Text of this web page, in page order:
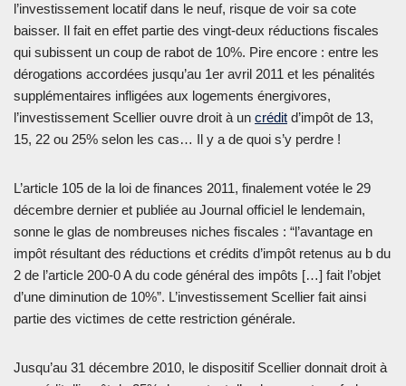
l’investissement locatif dans le neuf, risque de voir sa cote
baisser. Il fait en effet partie des vingt-deux réductions fiscales
qui subissent un coup de rabot de 10%. Pire encore : entre les
dérogations accordées jusqu’au 1er avril 2011 et les pénalités
supplémentaires infligées aux logements énergivores,
l’investissement Scellier ouvre droit à un crédit d’impôt de 13,
15, 22 ou 25% selon les cas… Il y a de quoi s’y perdre !
L’article 105 de la loi de finances 2011, finalement votée le 29
décembre dernier et publiée au Journal officiel le lendemain,
sonne le glas de nombreuses niches fiscales : “l’avantage en
impôt résultant des réductions et crédits d’impôt retenus au b du
2 de l’article 200-0 A du code général des impôts […] fait l’objet
d’une diminution de 10%”. L’investissement Scellier fait ainsi
partie des victimes de cette restriction générale.
Jusqu’au 31 décembre 2010, le dispositif Scellier donnait droit à